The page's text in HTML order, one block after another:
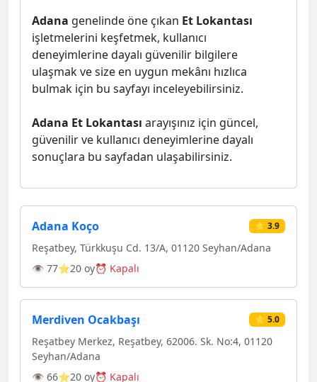
Adana genelinde öne çıkan Et Lokantası
işletmelerini keşfetmek, kullanıcı
deneyimlerine dayalı güvenilir bilgilere
ulaşmak ve size en uygun mekânı hızlıca
bulmak için bu sayfayı inceleyebilirsiniz.
Adana Et Lokantası arayışınız için güncel,
güvenilir ve kullanıcı deneyimlerine dayalı
sonuçlara bu sayfadan ulaşabilirsiniz.
Adana Koço ⭐ 3.9
Reşatbey, Türkkuşu Cd. 13/A, 01120 Seyhan/Adana
👁 77⭐20 oy⏰ Kapalı
Merdiven Ocakbaşı ⭐ 5.0
Reşatbey Merkez, Reşatbey, 62006. Sk. No:4, 01120
Seyhan/Adana
👁 66⭐20 oy⏰ Kapalı